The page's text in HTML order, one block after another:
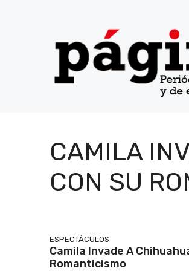
CAMILA
CON SU
ESPECTÁCULOS
Camila Invade A
Romanticismo